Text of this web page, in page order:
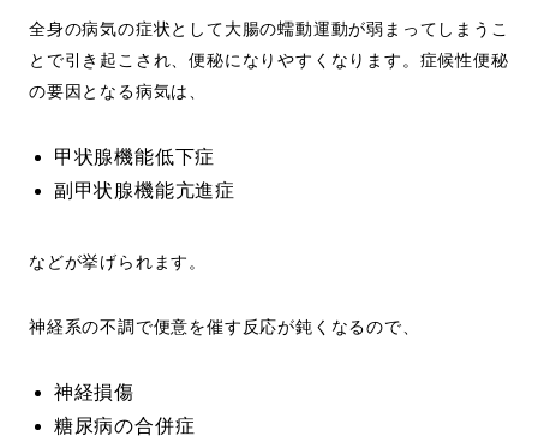
全身の病気の症状として大腸の蠕動運動が弱まってしまうこ
とで引き起こされ、便秘になりやすくなります。症候性便秘
の要因となる病気は、
甲状腺機能低下症
副甲状腺機能亢進症
などが挙げられます。
神経系の不調で便意を催す反応が鈍くなるので、
神経損傷
糖尿病の合併症